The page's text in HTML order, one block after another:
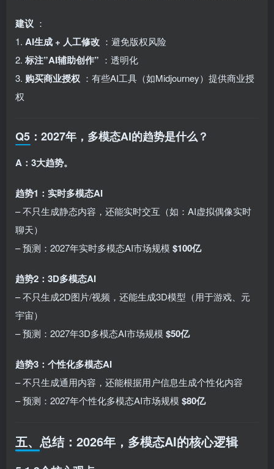
建议 ：
1. AI生成 + 人工修改 ：避免版权风险
2. 标注”AI辅助创作” ：透明化
3. 购买商业授权 ：有些AI工具（如Midjourney）提供商业授
权
Q5：2027年，多模态AI的趋势是什么？
A：3大趋势。
趋势1：实时多模态AI
– 不只生成静态内容，还能实时交互（如：AI虚拟偶像实时
聊天）
– 预测：2027年实时多模态AI市场规模 $100亿
趋势2：3D多模态AI
– 不只生成2D图片/视频，还能生成3D模型（用于游戏、元
宇宙）
– 预测：2027年3D多模态AI市场规模 $50亿
趋势3：个性化多模态AI
– 不只生成通用内容，还能根据用户信息生成个性化内容
– 预测：2027年个性化多模态AI市场规模 $80亿
五、总结：2026年，多模态AI的核心逻辑